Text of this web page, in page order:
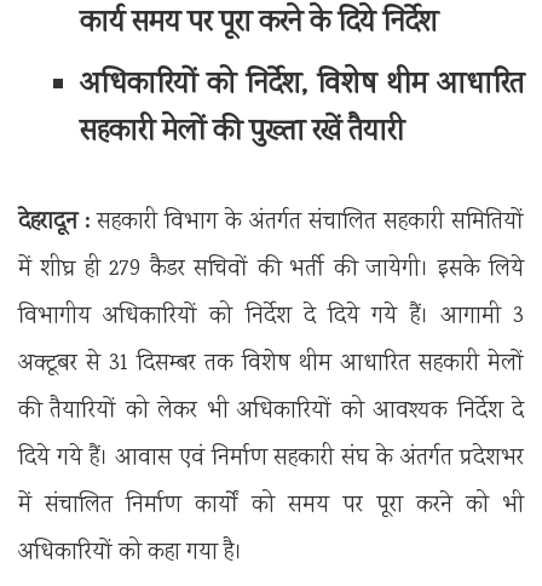
कार्य समय पर पूरा करने के दिये निर्देश
अधिकारियों को निर्देश, विशेष थीम आधारित
सहकारी मेलों की पुख्ता रखें तैयारी
देहरादून :सहकारी विभाग के अंतर्गत संचालित सहकारी समितियों
में शीघ्र ही 279 कैडर सचिवों की भर्ती की जायेगी। इसके लिये
विभागीय अधिकारियों को निर्देश दे दिये गये हैं। आगामी 3
अक्टूबर से 31 दिसम्बर तक विशेष थीम आधारित सहकारी मेलों
की तैयारियों को लेकर भी अधिकारियों को आवश्यक निर्देश दे
दिये गये हैं। आवास एवं निर्माण सहकारी संघ के अंतर्गत प्रदेशभर
में संचालित निर्माण कार्यों को समय पर पूरा करने को भी
अधिकारियों को कहा गया है।